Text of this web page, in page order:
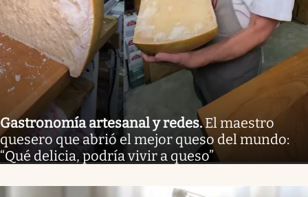
Gastronomía artesanal y redes.El maestro
quesero que abrió el mejor queso del mundo:
“Qué delicia, podría vivir a queso”